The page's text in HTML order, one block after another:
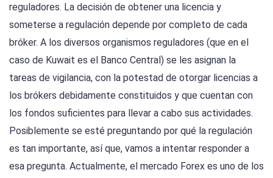
reguladores. La decisión de obtener una licencia y
someterse a regulación depende por completo de cada
bróker. A los diversos organismos reguladores (que en el
caso de Kuwait es el Banco Central) se les asignan la
tareas de vigilancia, con la potestad de otorgar licencias a
los brókers debidamente constituidos y que cuentan con
los fondos suficientes para llevar a cabo sus actividades.
Posiblemente se esté preguntando por qué la regulación
es tan importante, así que, vamos a intentar responder a
esa pregunta. Actualmente, el mercado Forex es uno de los